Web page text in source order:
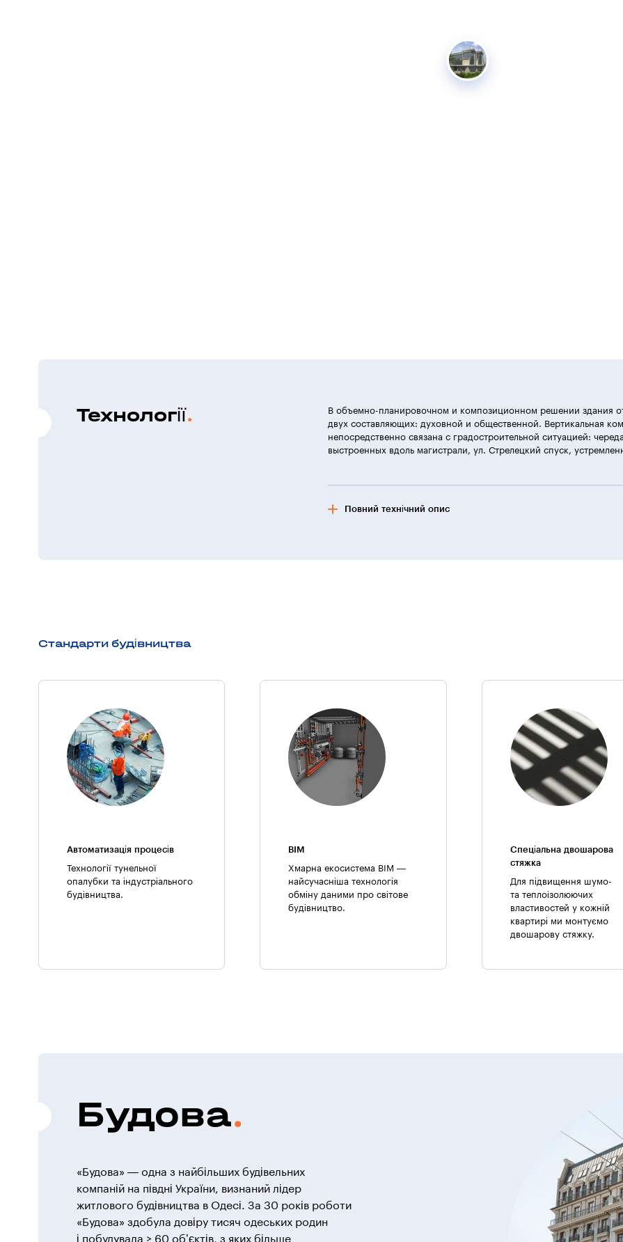
Технології
В объемно-планировочном и композиционном решении здания
двух составляющих: духовной и общественной. Вертикальная
непосредственно связана с градостроительной ситуацией:
выстроенных вдоль магистрали, ул. Стрелецкий спуск,
Повний технічний опис
в вертикальних площинах забезпечується діафрагмами в
— місце зборів;
— місце обговорення громадських справ.
Стандарти будівництва
Автоматизація процесів
Технології тунельної
опалубки та індустріального
будівництва.
BIM
Хмарна екосистема BIM —
найсучасніша технологія
обміну даними про світове
будівництво.
Спеціальна двошарова
стяжка
Для підвищення шумо-
та теплоізолюючих
властивостей у кожній
квартирі ми монтуємо
двошарову стяжку.
Будова
«Будова» — одна з найбільших будівельних
компаній на півдні України, визнаний лідер
житлового будівництва в Одесі. За 30 років роботи
«Будова» здобула довіру тисяч одеських родин
і побудувала > 60 об’єктів, з яких більше